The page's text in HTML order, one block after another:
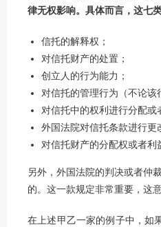
律无权影响。具体而言，这七
信托的解释权；
对信托财产的处置；
创立人的行为能力；
对信托的管理行为（不论该
对信托中的权利进行分配或
外国法院对信托条款进行更
对信托财产的分配权或者利
另外，外国法院的判决或者仲
的。这一款规定非常重要，这
在上述甲乙一家的例子中，如